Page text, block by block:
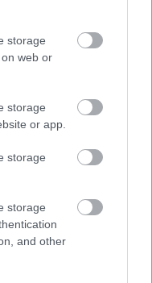
storage
web or
storage
or app.
storage
storage
and other
M
Schnitzler
testiség
foglalja össze a